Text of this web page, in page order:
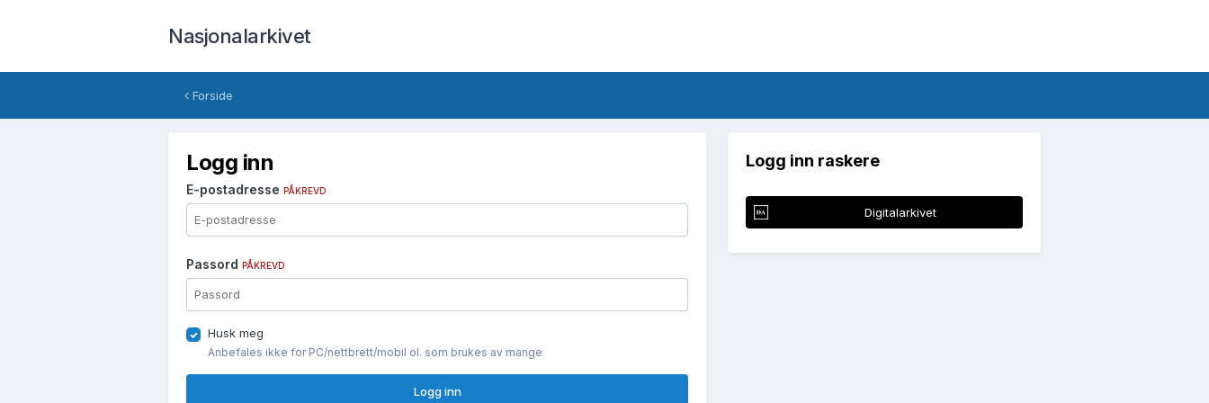
Nasjonalarkivet
Forside
Logg inn
E-postadresse PÅKREVD
Passord PÅKREVD
Husk meg
Anbefales ikke for PC/nettbrett/mobil ol. som brukes av mange
Logg inn
Logg inn raskere
Digitalarkivet